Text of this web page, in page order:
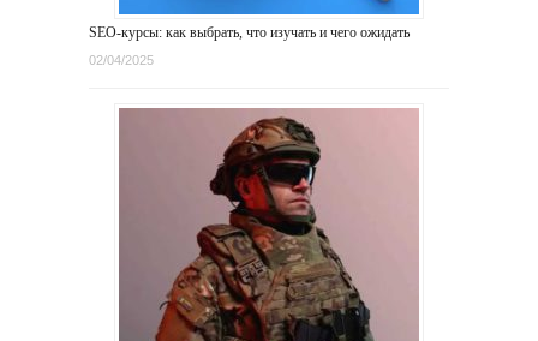
SEO-курсы: как выбрать, что изучать и чего ожидать
02/04/2025